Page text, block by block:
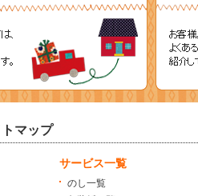
マップ
サービス一覧
のし一覧